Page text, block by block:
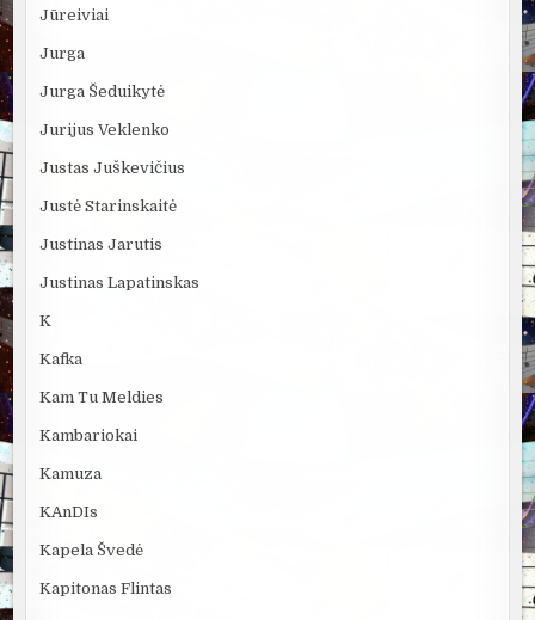
Jūreiviai
Jurga
Jurga Šeduikytė
Jurijus Veklenko
Justas Juškevičius
Justė Starinskaitė
Justinas Jarutis
Justinas Lapatinskas
K
Kafka
Kam Tu Meldies
Kambariokai
Kamuza
KAnDIs
Kapela Švedė
Kapitonas Flintas